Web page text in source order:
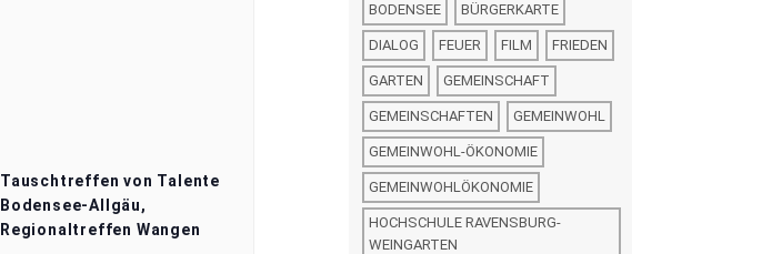
Tauschtreffen von Talente
Bodensee-Allgäu,
Regionaltreffen Wangen
BODENSEE BÜRGERKARTE
DIALOG FEUER FILM FRIEDEN
GARTEN GEMEINSCHAFT
GEMEINSCHAFTEN GEMEINWOHL
GEMEINWOHL-ÖKONOMIE
GEMEINWOHLÖKONOMIE
HOCHSCHULE RAVENSBURG-
WEINGARTEN